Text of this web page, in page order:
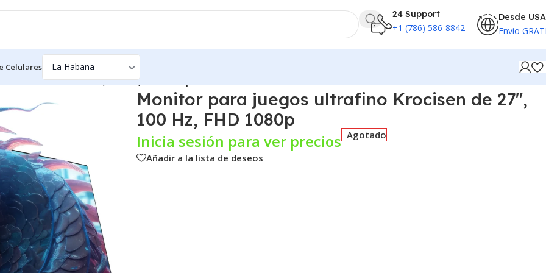
24 Support
+1 (786) 586-8842
Desde USA
Envio
Celulares
Krocisen de 27″, 100 Hz, FHD 1080p
Monitor para juegos ultrafino Krocisen de 27″,
100 Hz, FHD 1080p
Inicia sesión para ver precios Agotado
Añadir a la lista de deseos